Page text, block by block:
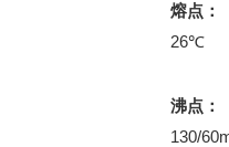
熔点：
26℃
沸点：
130/